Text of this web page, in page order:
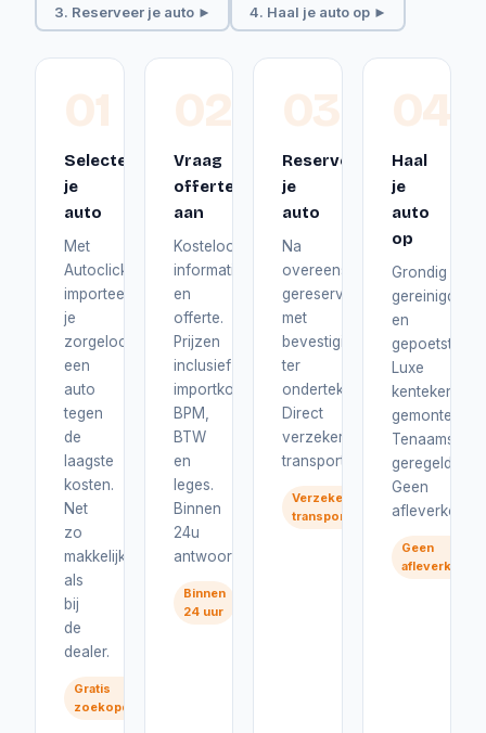
3. Reserveer je auto ► 4. Haal je auto op ►
01
Selecteer
je
auto
Met
Autoclick
importeer
je
zorgeloos
een
auto
tegen
de
laagste
kosten.
Net
zo
makkelijk
als
bij
de
dealer.
Gratis
zoekopdracht
02
Vraag
offerte
aan
Kosteloos
informatie
en
offerte.
Prijzen
inclusief
importkosten,
BPM,
BTW
en
leges.
Binnen
24u
antwoord.
Binnen
24 uur
03
Reserveer
je
auto
Na
overeenstemming
gereserveerd
met
bevestiging
ter
ondertekening.
Direct
verzekerd
transport.
Verzekerd
transport
04
Haal
je
auto
op
Grondig
gereinigd
en
gepoetst.
Luxe
gemonteerd.
geregeld.
Geen
Geen
afleverkosten